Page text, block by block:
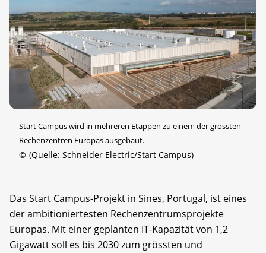
Start Campus wird in mehreren Etappen zu einem der grössten
Rechenzentren Europas ausgebaut.
© (Quelle: Schneider Electric/Start Campus)
Das Start Campus-Projekt in Sines, Portugal, ist eines
der ambitioniertesten Rechenzentrumsprojekte
Europas. Mit einer geplanten IT-Kapazität von 1,2
Gigawatt soll es bis 2030 zum grössten und